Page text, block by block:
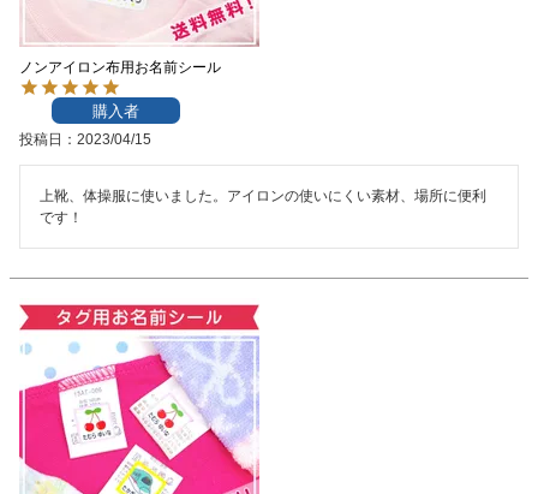
らせ
ノンアイロン布用お名前シール
購入者
投稿日 2023/04/15
上靴、体操服に使いました。アイロンの使いにくい素材、場所に便利
です！